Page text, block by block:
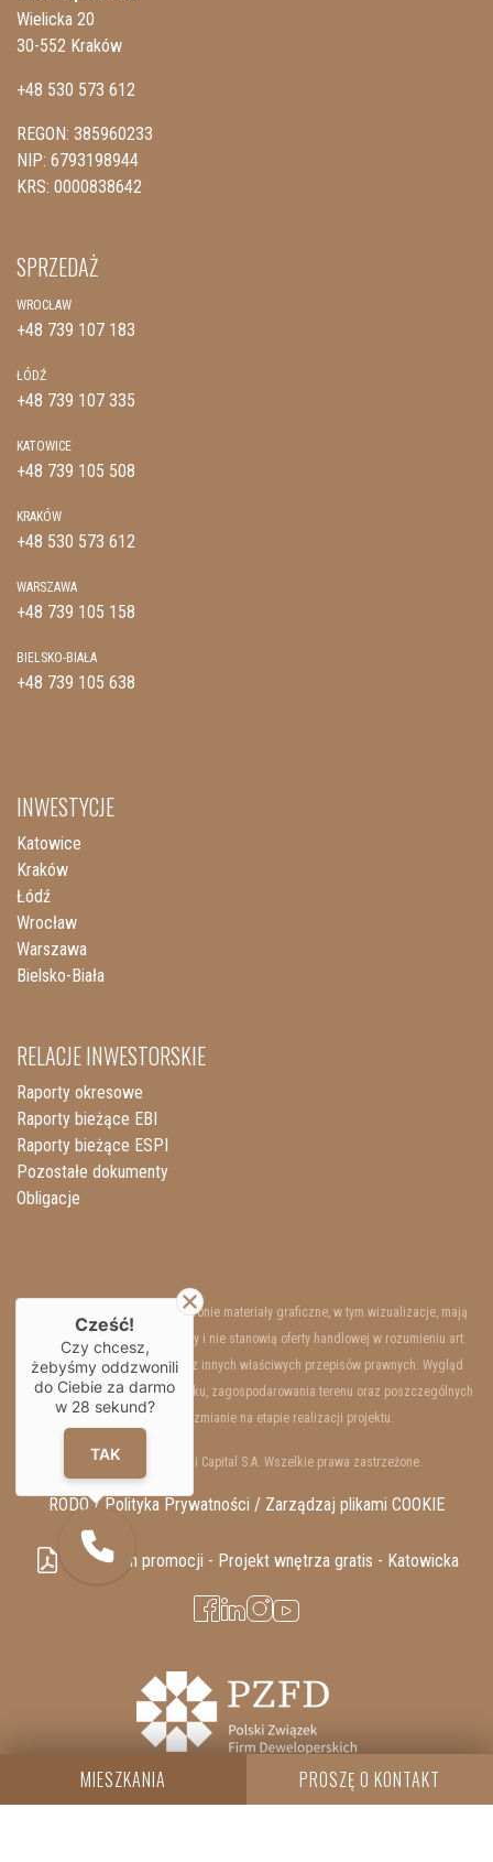
Wielicka 20
30-552 Kraków
+48 530 573 612
REGON: 385960233
NIP: 6793198944
KRS: 0000838642
SPRZEDAŻ
WROCŁAW
+48 739 107 183
ŁÓDŹ
+48 739 107 335
KATOWICE
+48 739 105 508
KRAKÓW
+48 530 573 612
WARSZAWA
+48 739 105 158
BIELSKO-BIAŁA
+48 739 105 638
INWESTYCJE
Katowice
Kraków
Łódź
Wrocław
Warszawa
Bielsko-Biała
RELACJE INWESTORSKIE
Raporty okresowe
Raporty bieżące EBI
Raporty bieżące ESPI
Pozostałe dokumenty
Obligacje
Przedstawione na niniejszej stronie materiały graficzne, w tym wizualizacje, mają
charakter wyłącznie poglądowy i nie stanowią oferty handlowej w rozumieniu art.
66 §1 Kodeksu Cywilnego oraz innych właściwych przepisów prawnych. Wygląd
wewnętrzny i zewnętrzny budynku, zagospodarowania terenu oraz poszczególnych
lokali mogą ulec zmianie na etapie realizacji projektu.
Copyrights © 2025 Resi Capital S.A. Wszelkie prawa zastrzeżone.
RODO / Polityka Prywatności / Zarządzaj plikami COOKIE
Regulamin promocji - Projekt wnętrza gratis - Katowicka
MIESZKANIA PROSZĘ O KONTAKT
Cześć!
Czy chcesz,
żebyśmy oddzwonili
do Ciebie za darmo
w 28 sekund?
TAK